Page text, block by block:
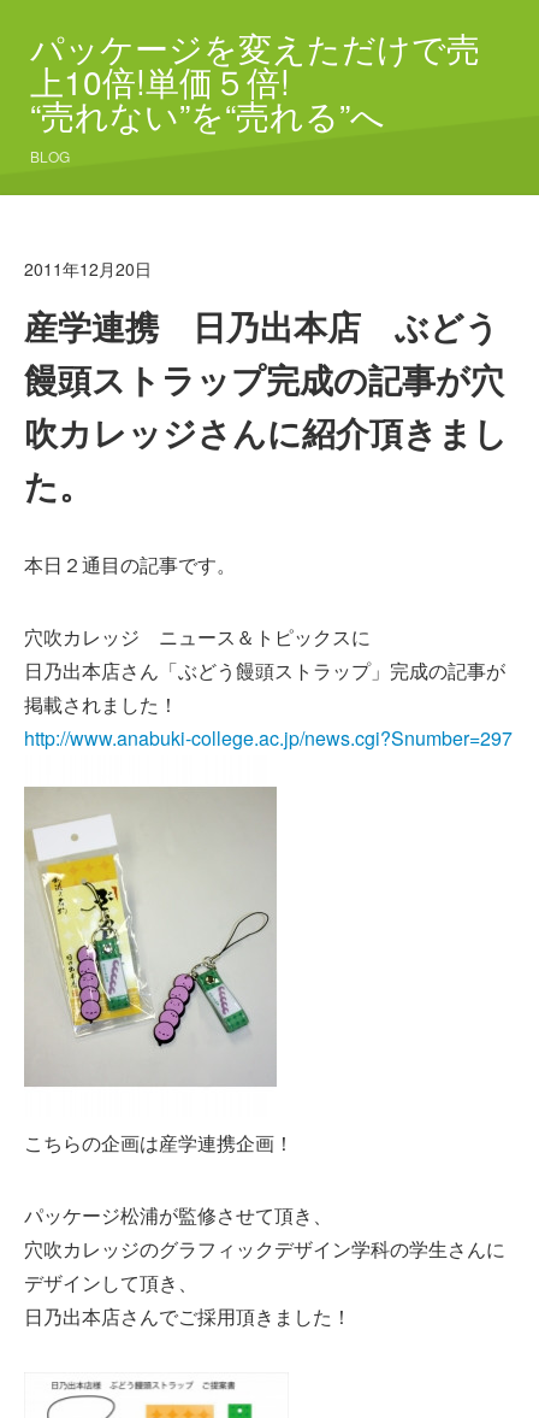
パッケージを変えただけで売
上10倍!単価５倍!
“売れない”を“売れる”へ
BLOG
2011年12月20日
産学連携 日乃出本店 ぶどう
饅頭ストラップ完成の記事が穴
吹カレッジさんに紹介頂きまし
た。
本日２通目の記事です。
穴吹カレッジ ニュース＆トピックスに
日乃出本店さん「ぶどう饅頭ストラップ」完成の記事が
掲載されました！
http://www.anabuki-college.ac.jp/news.cgi?Snumber=297
こちらの企画は産学連携企画！
パッケージ松浦が監修させて頂き、
穴吹カレッジのグラフィックデザイン学科の学生さんに
デザインして頂き、
日乃出本店さんでご採用頂きました！